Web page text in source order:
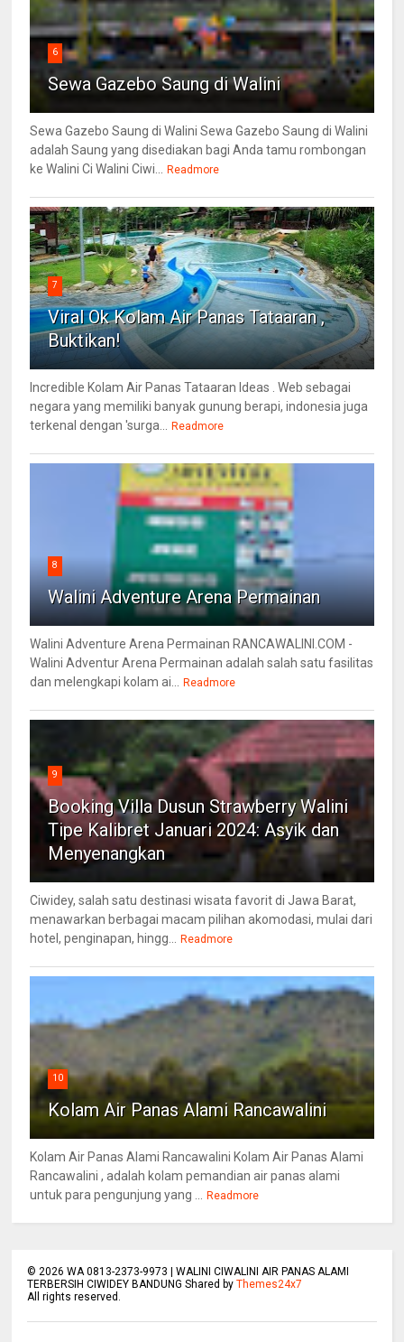
6
Sewa Gazebo Saung di Walini
Sewa Gazebo Saung di Walini Sewa Gazebo Saung di Walini
adalah Saung yang disediakan bagi Anda tamu rombongan
ke Walini Ci Walini Ciwi...
Readmore
7
Viral Ok Kolam Air Panas Tataaran ,
Buktikan!
Incredible Kolam Air Panas Tataaran Ideas . Web sebagai
negara yang memiliki banyak gunung berapi, indonesia juga
terkenal dengan 'surga...
Readmore
8
Walini Adventure Arena Permainan
Walini Adventure Arena Permainan RANCAWALINI.COM -
Walini Adventur Arena Permainan adalah salah satu fasilitas
dan melengkapi kolam ai...
Readmore
9
Booking Villa Dusun Strawberry Walini
Tipe Kalibret Januari 2024: Asyik dan
Menyenangkan
Ciwidey, salah satu destinasi wisata favorit di Jawa Barat,
menawarkan berbagai macam pilihan akomodasi, mulai dari
hotel, penginapan, hingg...
Readmore
10
Kolam Air Panas Alami Rancawalini
Kolam Air Panas Alami Rancawalini Kolam Air Panas Alami
Rancawalini , adalah kolam pemandian air panas alami
untuk para pengunjung yang ...
Readmore
© 2026 WA 0813-2373-9973 | WALINI CIWALINI AIR PANAS ALAMI
TERBERSIH CIWIDEY BANDUNG Shared byThemes24x7
All rights reserved.